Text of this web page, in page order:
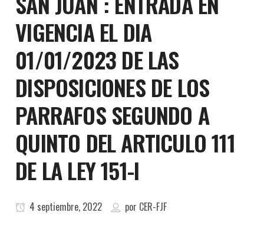
VIGENCIA EL DIA
01/01/2023 DE LAS
DISPOSICIONES DE LOS
PARRAFOS SEGUNDO A
QUINTO DEL ARTICULO 111
DE LA LEY 151-I
4 septiembre, 2022 por CER-FJF